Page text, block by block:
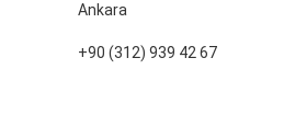
Ankara
+90 (312) 939 42 67